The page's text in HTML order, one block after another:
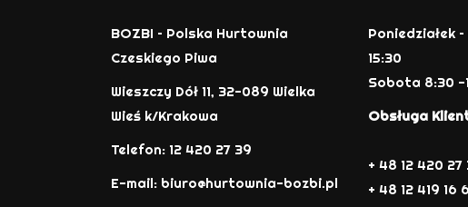
BOZBI – Polska Hurtownia
Czeskiego Piwa
Wieszczy Dół 11, 32-089 Wielka
Wieś k/Krakowa
Telefon: 12 420 27 39
E-mail: biuro@hurtownia-bozbi.pl
Poniedziałek
15:30
Sobota 8:30 -
Obsługa
+ 48 12 420 27
+ 48 12 419 16